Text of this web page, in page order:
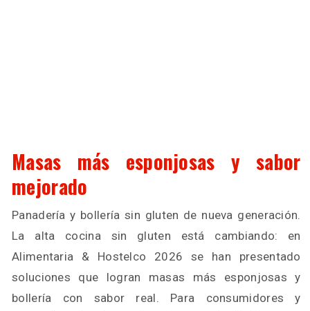
Masas más esponjosas y sabor
mejorado
Panadería y bollería sin gluten de nueva generación.
La alta cocina sin gluten está cambiando: en
Alimentaria & Hostelco 2026 se han presentado
soluciones que logran masas más esponjosas y
bollería con sabor real. Para consumidores y